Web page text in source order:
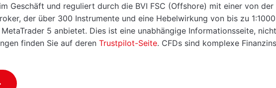
Geschäft und reguliert durch die BVI FSC (Offshore) mit einer von
der über 300 Instrumente und eine Hebelwirkung von bis zu
5 anbietet. Dies ist eine unabhängige Informationsseite,
finden Sie auf deren Trustpilot-Seite. CFDs sind komplexe